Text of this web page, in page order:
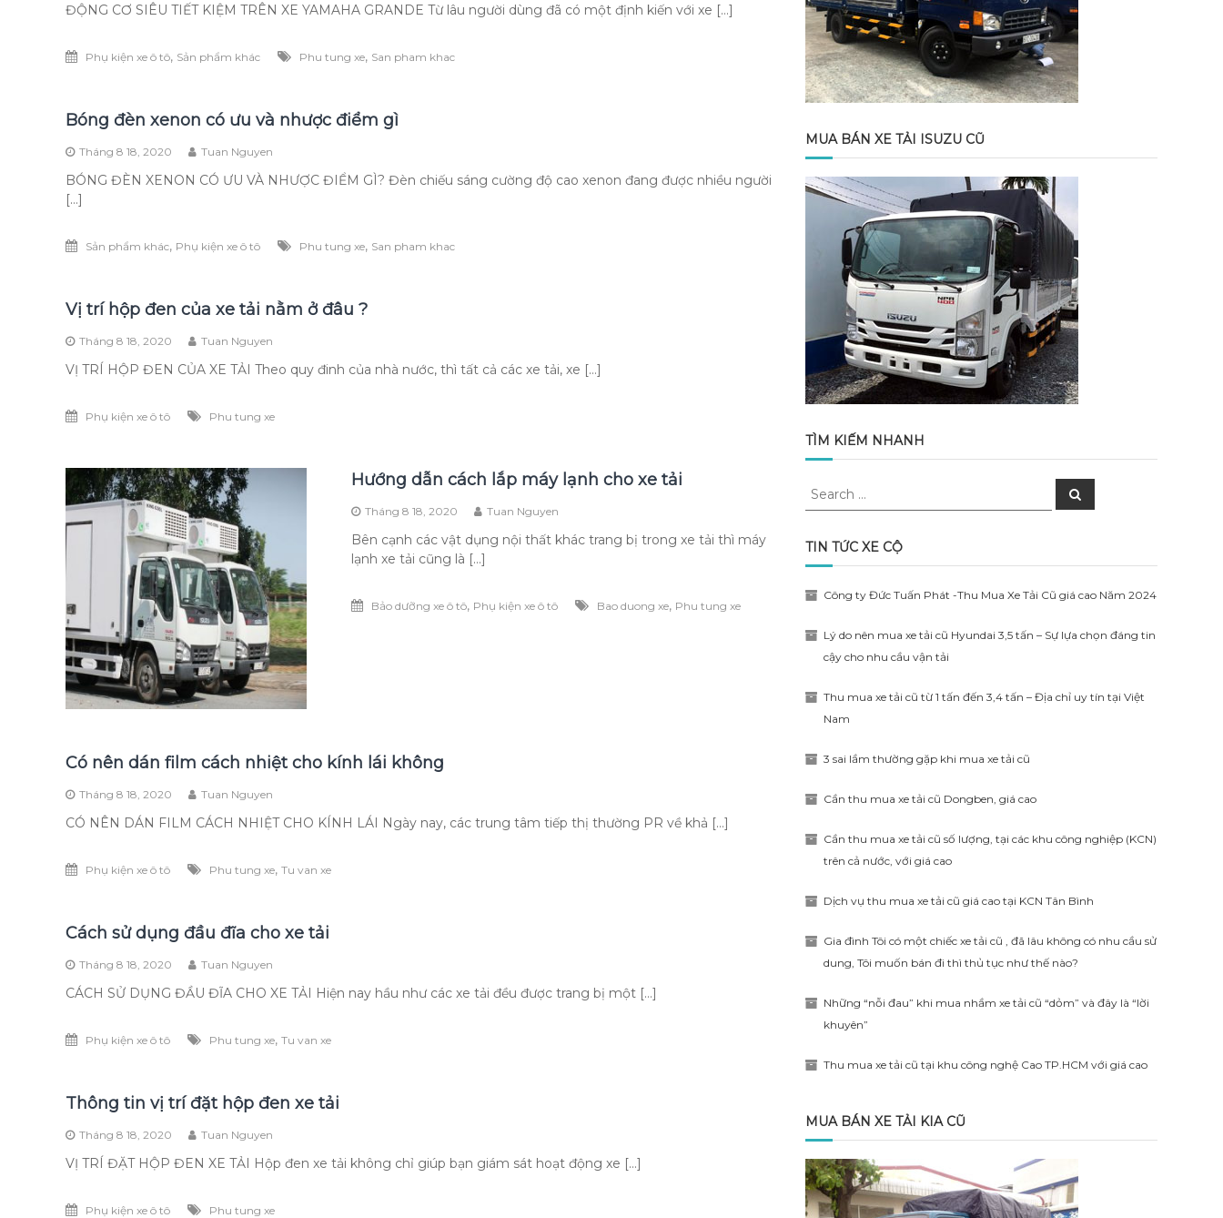
ĐỘNG CƠ SIÊU TIẾT KIỆM TRÊN XE YAMAHA GRANDE Từ lâu người dùng đã có một định kiến với xe […]
Phụ kiện xe ô tô, Sản phẩm khác Phu tung xe, San pham khac
Bóng đèn xenon có ưu và nhược điểm gì
Tháng 8 18, 2020 Tuan Nguyen
BÓNG ĐÈN XENON CÓ ƯU VÀ NHƯỢC ĐIỂM GÌ? Đèn chiếu sáng cường độ cao xenon đang được nhiều người
[…]
Sản phẩm khác, Phụ kiện xe ô tô Phu tung xe, San pham khac
Vị trí hộp đen của xe tải nằm ở đâu ?
Tháng 8 18, 2020 Tuan Nguyen
VỊ TRÍ HỘP ĐEN CỦA XE TẢI Theo quy đinh của nhà nước, thì tất cả các xe tải, xe […]
Phụ kiện xe ô tô Phu tung xe
Hướng dẫn cách lắp máy lạnh cho xe tải
Tháng 8 18, 2020 Tuan Nguyen
Bên cạnh các vật dụng nội thất khác trang bị trong xe tải thì máy
lạnh xe tải cũng là […]
Bảo dưỡng xe ô tô, Phụ kiện xe ô tô Bao duong xe, Phu tung xe
Có nên dán film cách nhiệt cho kính lái không
Tháng 8 18, 2020 Tuan Nguyen
CÓ NÊN DÁN FILM CÁCH NHIỆT CHO KÍNH LÁI Ngày nay, các trung tâm tiếp thị thường PR về khả […]
Phụ kiện xe ô tô Phu tung xe, Tu van xe
Cách sử dụng đầu đĩa cho xe tải
Tháng 8 18, 2020 Tuan Nguyen
CÁCH SỬ DỤNG ĐẦU ĐĨA CHO XE TẢI Hiện nay hầu như các xe tải đều được trang bị một […]
Phụ kiện xe ô tô Phu tung xe, Tu van xe
Thông tin vị trí đặt hộp đen xe tải
Tháng 8 18, 2020 Tuan Nguyen
VỊ TRÍ ĐẶT HỘP ĐEN XE TẢI Hộp đen xe tải không chỉ giúp bạn giám sát hoạt động xe […]
Phụ kiện xe ô tô Phu tung xe
MUA BÁN XE TẢI ISUZU CŨ
TÌM KIẾM NHANH
Search
Search
TIN TỨC XE CỘ
Công ty Đức Tuấn Phát -Thu Mua Xe Tải Cũ giá cao Năm 2024
Lý do nên mua xe tải cũ Hyundai 3,5 tấn – Sự lựa chọn đáng tin
cậy cho nhu cầu vận tải
Thu mua xe tải cũ từ 1 tấn đến 3,4 tấn – Địa chỉ uy tín tại Việt
Nam
3 sai lầm thường gặp khi mua xe tải cũ
Cần thu mua xe tải cũ Dongben, giá cao
Cần thu mua xe tải cũ số lượng, tại các khu công nghiệp (KCN)
trên cả nước, với giá cao
Dịch vụ thu mua xe tải cũ giá cao tại KCN Tân Bình
Gia đình Tôi có một chiếc xe tải cũ , đã lâu không có nhu cầu sử
dung, Tôi muốn bán đi thì thủ tục như thế nào?
Những “nỗi đau” khi mua nhầm xe tải cũ “dỏm” và đây là “lời
khuyên”
Thu mua xe tải cũ tại khu công nghệ Cao TP.HCM với giá cao
MUA BÁN XE TẢI KIA CŨ